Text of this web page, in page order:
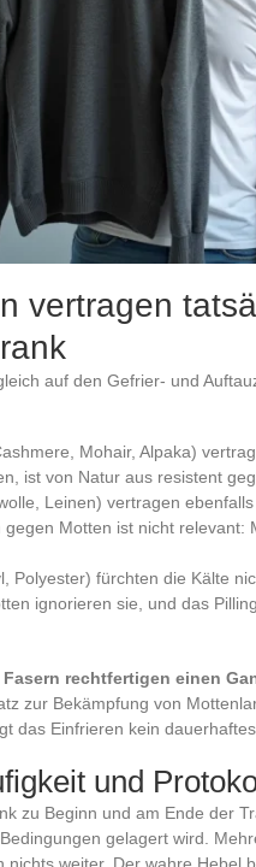
vertragen
auf den Gefrier- und
Mohair, Alpaka)
ist von Natur aus resistent
Leinen) vertragen
Motten ist nicht relevant:
Polyester) fürchten die Kälte
ignorieren sie, und das
rechtfertigen einen
zur Bekämpfung von
das Einfrieren kein
und
zu Beginn und am Ende der
gelagert wird.
nichts weiter. Der wahre Hebel